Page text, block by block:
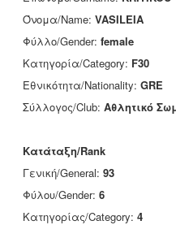
Όνομα/Name: VASILEIA
Φύλλο/Gender: female
Κατηγορία/Category: F30
Εθνικότητα/Nationality: GRE
Σύλλογος/Club: Αθλητικό
Κατάταξη/Rank
Γενική/General: 93
Φύλου/Gender: 6
Κατηγορίας/Category: 4